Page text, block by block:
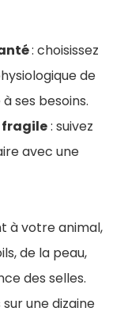
: choisissez
de
ses besoins.
fragile: suivez
avec une
à votre animal,
de la peau,
des selles.
une dizaine